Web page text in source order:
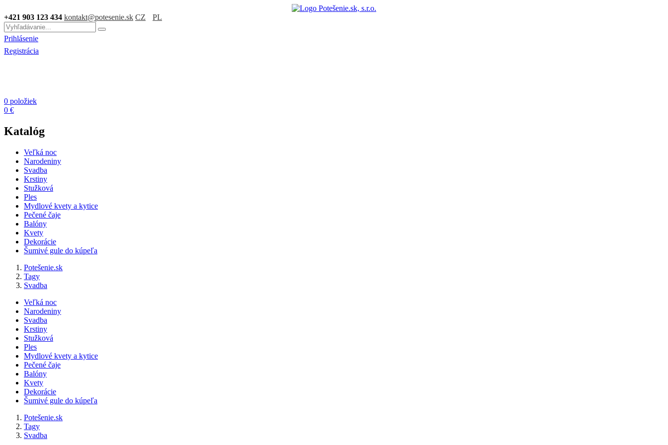
+421 903 123 434 kontakt@potesenie.sk CZ PL
Prihlásenie
Registrácia
0 položiek
0 €
Katalóg
Veľká noc
Narodeniny
Svadba
Krstiny
Stužková
Ples
Mydlové kvety a kytice
Pečené čaje
Balóny
Kvety
Dekorácie
Šumivé gule do kúpeľa
Potešenie.sk
Tagy
Svadba
Veľká noc
Narodeniny
Svadba
Krstiny
Stužková
Ples
Mydlové kvety a kytice
Pečené čaje
Balóny
Kvety
Dekorácie
Šumivé gule do kúpeľa
Potešenie.sk
Tagy
Svadba